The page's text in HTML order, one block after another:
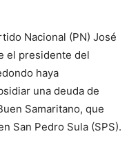
Nacional (PN) José
el presidente del
haya
una deuda de
Samaritano, que
San Pedro Sula (SPS).